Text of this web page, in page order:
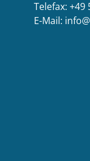
Telefax: +49
E-Mail: